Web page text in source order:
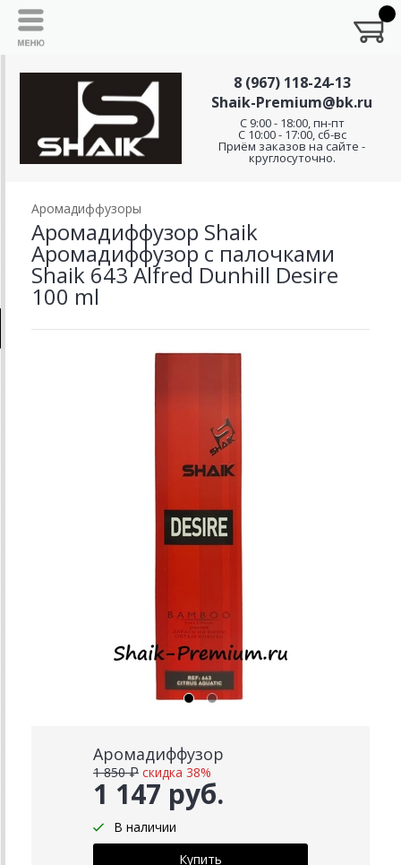
8 (967) 118-24-13
Shaik-Premium@bk.ru
C 9:00 - 18:00, пн-пт
С 10:00 - 17:00, сб-вс
Приём заказов на сайте -
круглосуточно.
Аромадиффузоры
Аромадиффузор Shaik
Аромадиффузор с палочками
Shaik 643 Alfred Dunhill Desire
100 ml
Аромадиффузор
1 147 руб.
1 850 ₽ скидка 38%
В наличии